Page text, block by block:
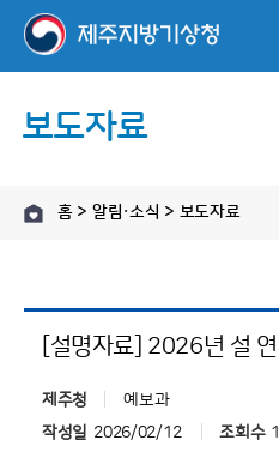
보도자료
홈 > 알림·소식 > 보도자료
[설명자료] 2026년 설
제주청
예보과
작성일 2026/02/12 조회수